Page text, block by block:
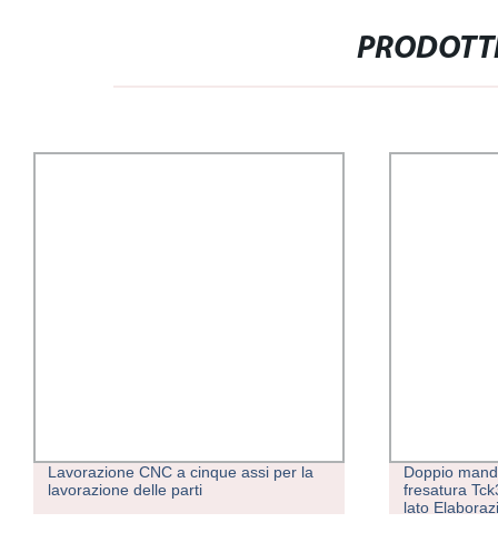
Lavorazione CNC a cinque assi per la
lavorazione delle parti
Doppio
fresatura
lato